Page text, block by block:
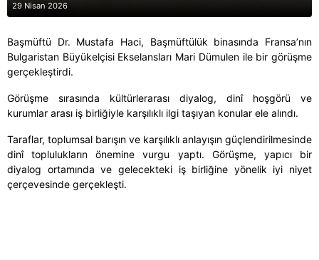
29 Nisan 2026
Başmüftü Dr. Mustafa Haci, Başmüftülük binasında Fransa’nın
Bulgaristan Büyükelçisi Ekselansları Mari Dümulen ile bir görüşme
gerçekleştirdi.
Görüşme sırasında kültürlerarası diyalog, dinî hoşgörü ve
kurumlar arası iş birliğiyle karşılıklı ilgi taşıyan konular ele alındı.
Taraflar, toplumsal barışın ve karşılıklı anlayışın güçlendirilmesinde
dinî toplulukların önemine vurgu yaptı. Görüşme, yapıcı bir
diyalog ortamında ve gelecekteki iş birliğine yönelik iyi niyet
çerçevesinde gerçekleşti.